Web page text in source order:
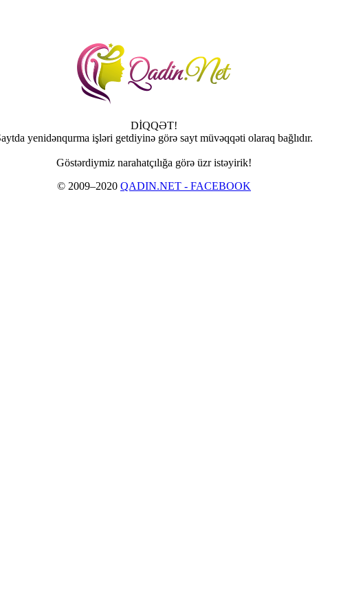
DİQQƏT!
yenidənqurma işləri getdiyinə görə sayt müvəqqəti olaraq bağlıdır.
Göstərdiymiz narahatçılığa görə üzr istəyirik!
© 2009–2020 QADIN.NET - FACEBOOK